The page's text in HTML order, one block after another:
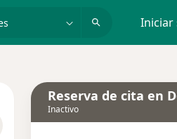
Iniciar
Reserva de cita en
Inactivo